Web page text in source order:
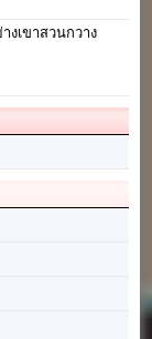
งเขาสวนกวาง